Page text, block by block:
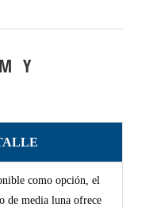
Y
como opción, el
de media luna ofrece